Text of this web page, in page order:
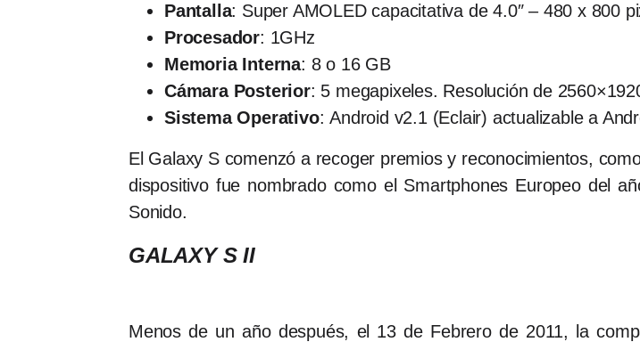
Pantalla: Super AMOLED capacitativa de 4.0″ – 480 x 800
Procesador: 1GHz
Memoria Interna: 8 o 16 GB
Cámara Posterior: 5 megapixeles. Resolución de
Sistema Operativo: Android v2.1 (Eclair) actualizable a
El Galaxy S comenzó a recoger premios y reconocimientos,
dispositivo fue nombrado como el Smartphones Europeo del
Sonido.
GALAXY S II
Menos de un año después, el 13 de Febrero de 2011, la